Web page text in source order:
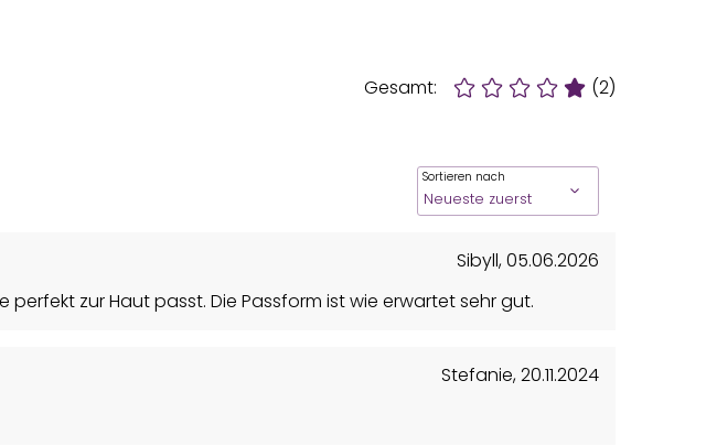
Gesamt: (2)
Sortieren nach
Sibyll,05.06.2026
zur Haut passt. Die Passform ist wie erwartet sehr gut.
Stefanie,20.11.2024